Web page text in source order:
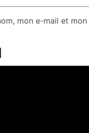
mon e-mail et